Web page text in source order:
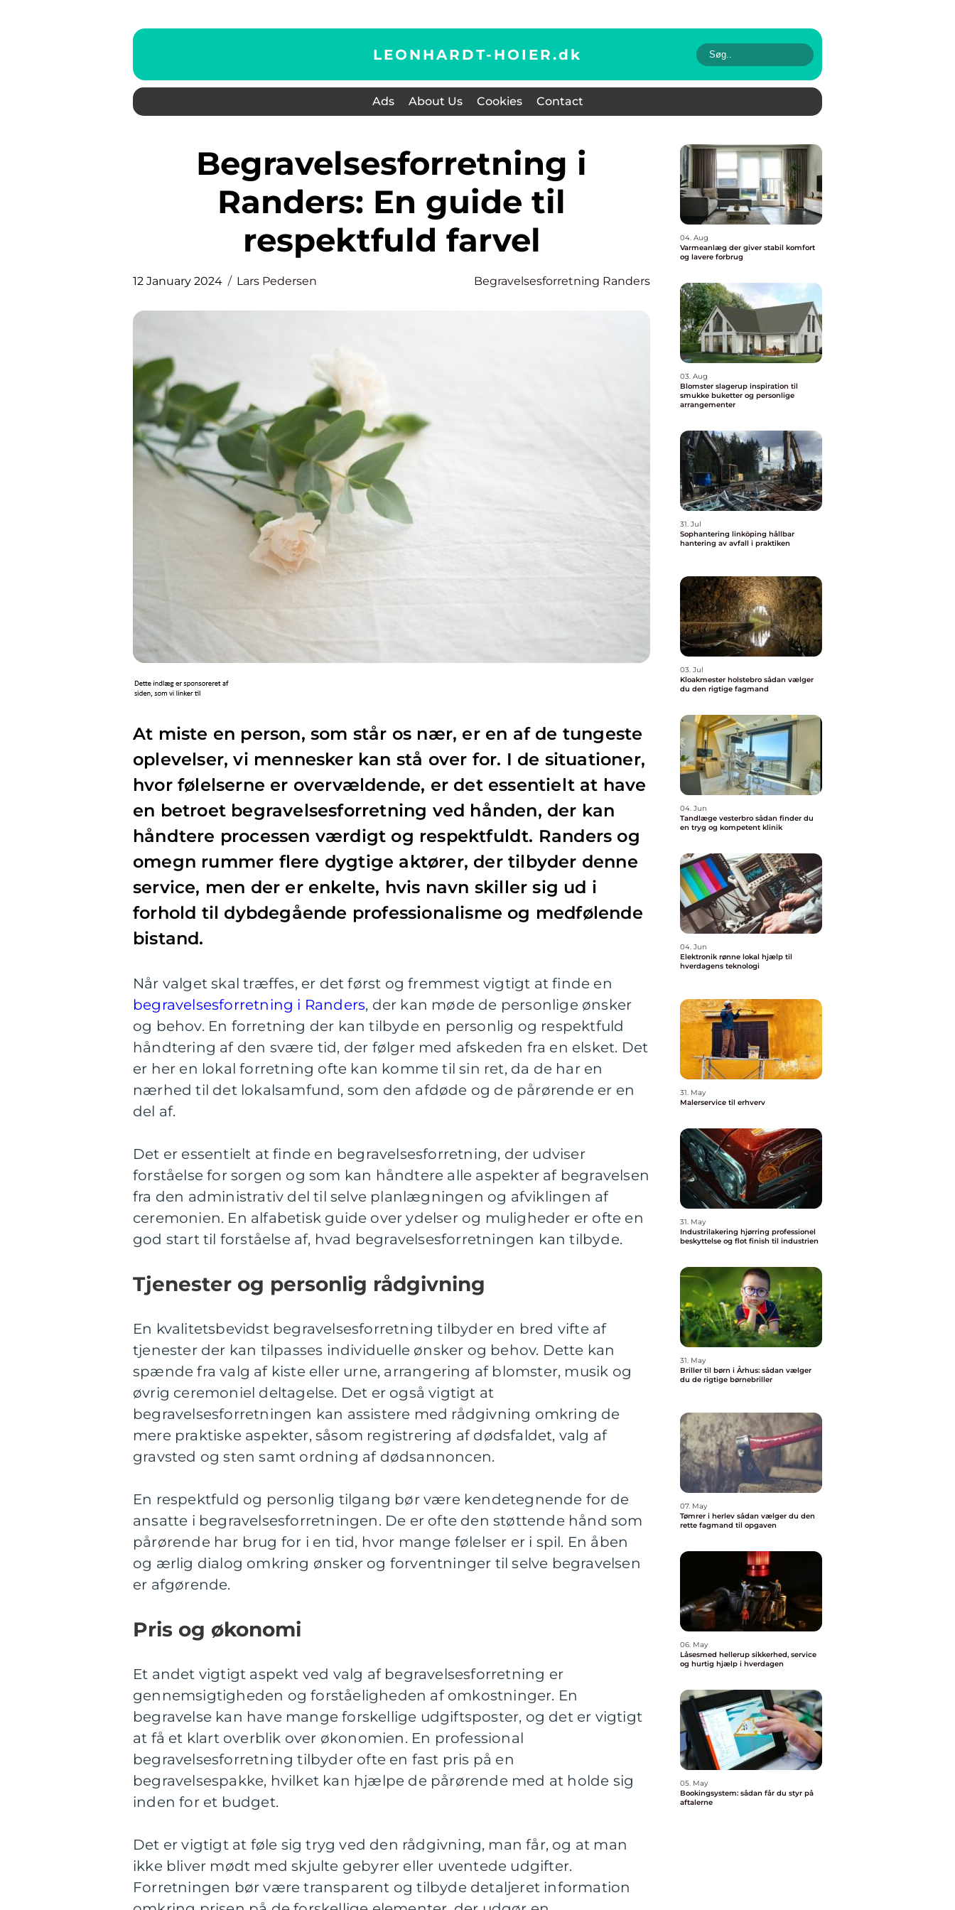
LEONHARDT-HOIER.dk
Ads About Us Cookies Contact
Begravelsesforretning i
Randers: En guide til
respektfuld farvel
12 January 2024 Lars Pedersen Begravelsesforretning Randers
At miste en person, som står os nær, er en af de tungeste
oplevelser, vi mennesker kan stå over for. I de situationer,
hvor følelserne er overvældende, er det essentielt at have
en betroet begravelsesforretning ved hånden, der kan
håndtere processen værdigt og respektfuldt. Randers og
omegn rummer flere dygtige aktører, der tilbyder denne
service, men der er enkelte, hvis navn skiller sig ud i
forhold til dybdegående professionalisme og medfølende
bistand.
Når valget skal træffes, er det først og fremmest vigtigt at finde en
begravelsesforretning i Randers, der kan møde de personlige ønsker
og behov. En forretning der kan tilbyde en personlig og respektfuld
håndtering af den svære tid, der følger med afskeden fra en elsket. Det
er her en lokal forretning ofte kan komme til sin ret, da de har en
nærhed til det lokalsamfund, som den afdøde og de pårørende er en
del af.
Det er essentielt at finde en begravelsesforretning, der udviser
forståelse for sorgen og som kan håndtere alle aspekter af begravelsen
fra den administrativ del til selve planlægningen og afviklingen af
ceremonien. En alfabetisk guide over ydelser og muligheder er ofte en
god start til forståelse af, hvad begravelsesforretningen kan tilbyde.
Tjenester og personlig rådgivning
En kvalitetsbevidst begravelsesforretning tilbyder en bred vifte af
tjenester der kan tilpasses individuelle ønsker og behov. Dette kan
spænde fra valg af kiste eller urne, arrangering af blomster, musik og
øvrig ceremoniel deltagelse. Det er også vigtigt at
begravelsesforretningen kan assistere med rådgivning omkring de
mere praktiske aspekter, såsom registrering af dødsfaldet, valg af
gravsted og sten samt ordning af dødsannoncen.
En respektfuld og personlig tilgang bør være kendetegnende for de
ansatte i begravelsesforretningen. De er ofte den støttende hånd som
pårørende har brug for i en tid, hvor mange følelser er i spil. En åben
og ærlig dialog omkring ønsker og forventninger til selve begravelsen
er afgørende.
Pris og økonomi
Et andet vigtigt aspekt ved valg af begravelsesforretning er
gennemsigtigheden og forståeligheden af omkostninger. En
begravelse kan have mange forskellige udgiftsposter, og det er vigtigt
at få et klart overblik over økonomien. En professional
begravelsesforretning tilbyder ofte en fast pris på en
begravelsespakke, hvilket kan hjælpe de pårørende med at holde sig
inden for et budget.
Det er vigtigt at føle sig tryg ved den rådgivning, man får, og at man
ikke bliver mødt med skjulte gebyrer eller uventede udgifter.
Forretningen bør være transparent og tilbyde detaljeret information
04. Aug
Varmeanlæg der giver stabil komfort
og lavere forbrug
03. Aug
Blomster slagerup inspiration til
smukke buketter og personlige
arrangementer
31. Jul
Sophantering linköping hållbar
hantering av avfall i praktiken
03. Jul
Kloakmester holstebro sådan vælger
du den rigtige fagmand
04. Jun
Tandlæge vesterbro sådan finder du
en tryg og kompetent klinik
04. Jun
Elektronik rønne lokal hjælp til
hverdagens teknologi
31. May
Malerservice til erhverv
31. May
Industrilakering hjørring professionel
beskyttelse og flot finish til industrien
31. May
Briller til børn i Århus: sådan vælger
du de rigtige børnebriller
07. May
Tømrer i herlev sådan vælger du den
rette fagmand til opgaven
06. May
Låsesmed hellerup sikkerhed, service
og hurtig hjælp i hverdagen
05. May
Bookingsystem: sådan får du styr på
aftalerne